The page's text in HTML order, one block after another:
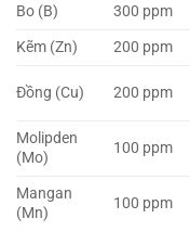
Bo (B)
300 ppm
Kẽm (Zn)
200 ppm
Đồng (Cu) 200 ppm
Molipden
(Mo)
100 ppm
Mangan
(Mn)
100 ppm